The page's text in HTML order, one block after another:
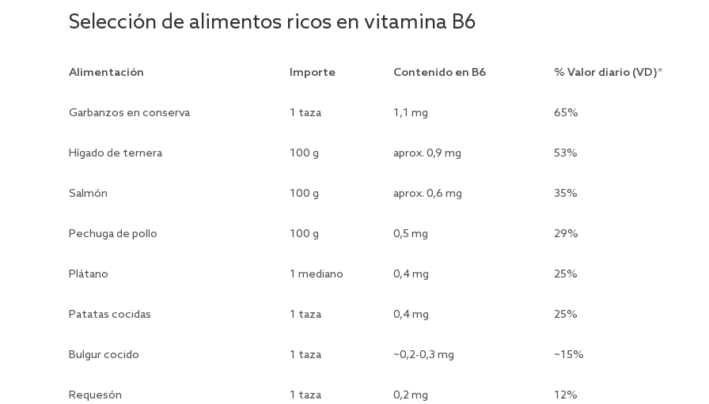
Selección de alimentos ricos en vitamina B6
Alimentación Importe Contenido en B6 % Valor diario (VD)*
Garbanzos en conserva 1 taza 1,1 mg 65%
Hígado de ternera 100 g aprox. 0,9 mg 53%
Salmón 100 g aprox. 0,6 mg 35%
Pechuga de pollo 100 g 0,5 mg 29%
Plátano 1 mediano 0,4 mg 25%
Patatas cocidas 1 taza 0,4 mg 25%
Bulgur cocido 1 taza ~0,2-0,3 mg ~15%
Requesón 1 taza 0,2 mg 12%